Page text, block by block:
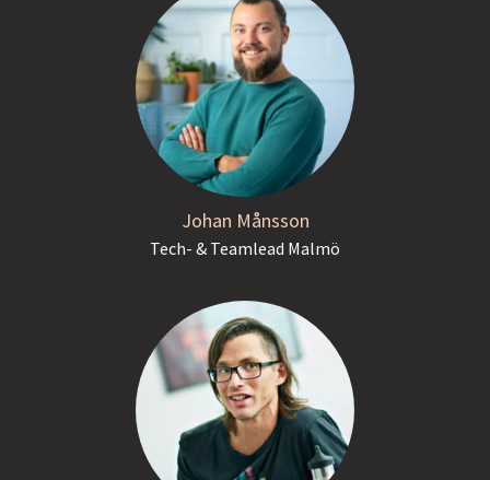
Johan Månsson
Tech- & Teamlead Malmö